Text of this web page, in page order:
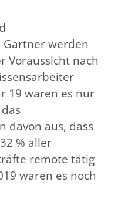
werden
Voraussicht nach
19 waren es nur
davon aus, dass
% aller
remote tätig
waren es noch